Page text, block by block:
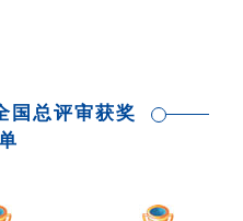
国总评审获奖